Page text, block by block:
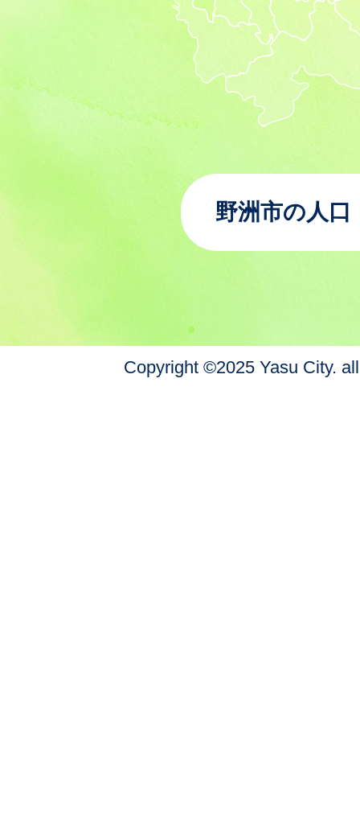
野洲市の人口
Copyright ©2025 Yasu City.